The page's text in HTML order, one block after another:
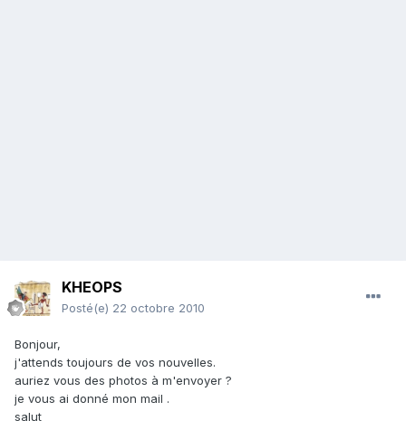
KHEOPS
Posté(e) 22 octobre 2010
Bonjour,
j'attends toujours de vos nouvelles.
auriez vous des photos à m'envoyer ?
je vous ai donné mon mail .
salut